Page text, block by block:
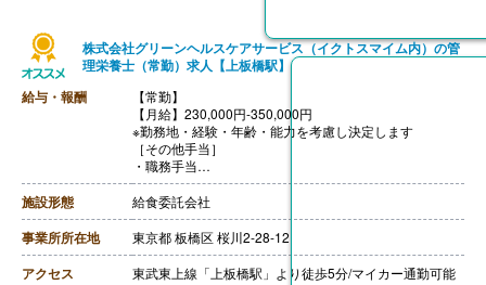
株式会社グリーンヘルスケアサービス（イクトスマイム内）の管
理栄養士（常勤）求人【上板橋駅】
給与・報酬
【常勤】
【月給】230,000円-350,000円
※勤務地・経験・年齢・能力を考慮し決定します
［その他手当］
・職務手当
・食事手当
・年末年始手当
【賞与】年2回（7月、12月）※会社業績、各個人実績に
応じて決定（前年度実績 2.00ヶ月/年）
【通勤手当】あり（全額支給）
【退職金】なし
施設形態 給食委託会社
事業所所在地 東京都 板橋区 桜川2-28-12
アクセス 東武東上線「上板橋駅」より徒歩5分/マイカー通勤可能